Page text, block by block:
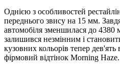
Однією з особливостей
переднього звису на 15 мм.
автомобіля зменшилася до
залишився незмінним і
кузовних кольорів тепер дев'ять
фірмовий відтінок Morning Haze.